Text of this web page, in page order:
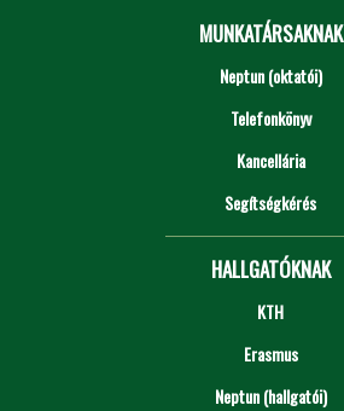
MUNKATÁRSAKNAK
Neptun (oktatói)
Telefonkönyv
Kancellária
Segítségkérés
HALLGATÓKNAK
KTH
Erasmus
Neptun (hallgatói)